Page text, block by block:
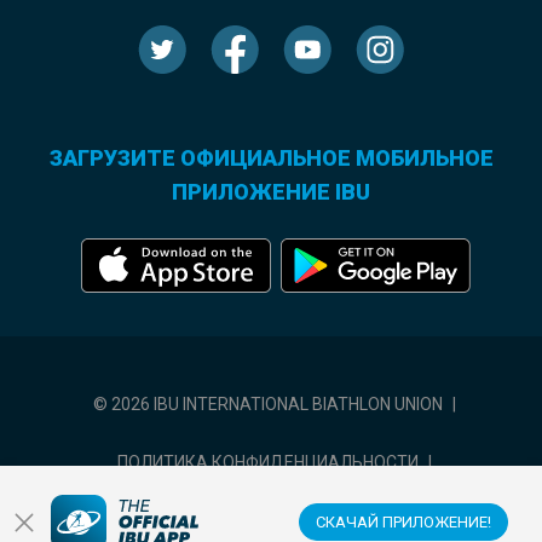
СКАЧАЙ ПРИЛОЖЕНИЕ!
ЗАГРУЗИТЕ ОФИЦИАЛЬНОЕ МОБИЛЬНОЕ
ПРИЛОЖЕНИЕ IBU
© 2026 IBU INTERNATIONAL BIATHLON UNION
ПОЛИТИКА КОНФИДЕНЦИАЛЬНОСТИ |
УСЛОВИЯ ИСПОЛЬЗОВАНИЯ НАСТРОЙКИ ФАЙЛОВ COOKIE